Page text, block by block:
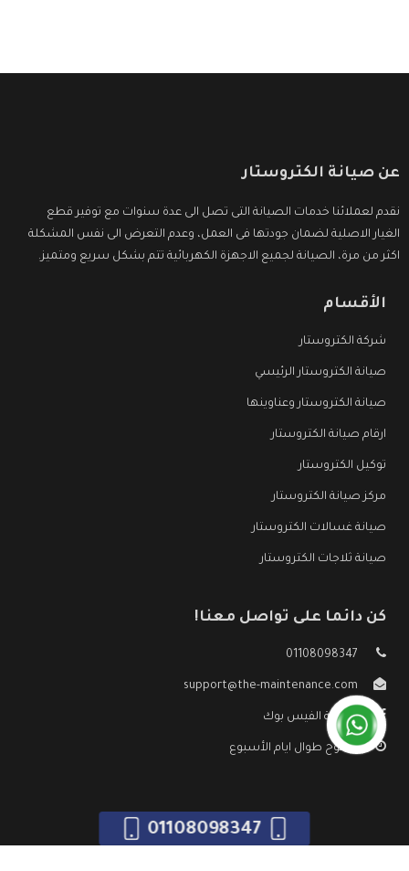
عن صيانة الكتروستار
نقدم لعملائنا خدمات الصيانة التى تصل الى عدة سنوات مع توفير قطع
الغيار الاصلية لضمان جودتها فى العمل، وعدم التعرض الى نفس المشكلة
اكثر من مرة، الصيانة لجميع الاجهزة الكهربائية تتم بشكل سريع ومتميز.
الأقسام
شركة الكتروستار
صيانة الكتروستار الرئيسي
صيانة الكتروستار وعناوينها
ارقام صيانة الكتروستار
توكيل الكتروستار
مركز صيانة الكتروستار
صيانة غسالات الكتروستار
صيانة ثلاجات الكتروستار
كن دائما على تواصل معنا!
01108098347
support@the-maintenance.com
صفحة الفيس بوك
مفتوح طوال ايام الأسبوع
01108098347